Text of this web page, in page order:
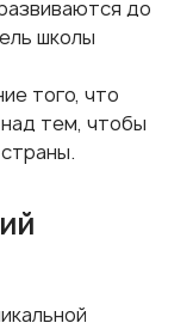
до
школы
того, что
тем, чтобы